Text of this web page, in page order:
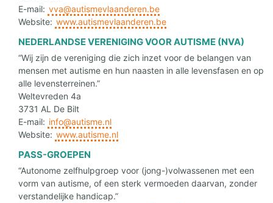
E-mail: vva@autismevlaanderen.be
Website: www.autismevlaanderen.be
NEDERLANDSE VERENIGING VOOR AUTISME (NVA)
“Wij zijn de vereniging die zich inzet voor de belangen van
mensen met autisme en hun naasten in alle levensfasen en op
alle levensterreinen.”
Weltevreden 4a
3731 AL De Bilt
E-mail: info@autisme.nl
Website: www.autisme.nl
PASS-GROEPEN
“Autonome zelfhulpgroep voor (jong-)volwassenen met een
vorm van autisme, of een sterk vermoeden daarvan, zonder
verstandelijke handicap.”